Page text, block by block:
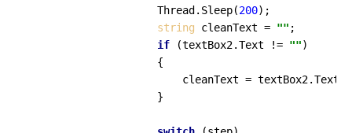
                    Thread.Sleep(
200);
string cleanText = "" ;
if (textBox2.Text != "")
                    {
                        cleanText = textBox2.Text;
                    }